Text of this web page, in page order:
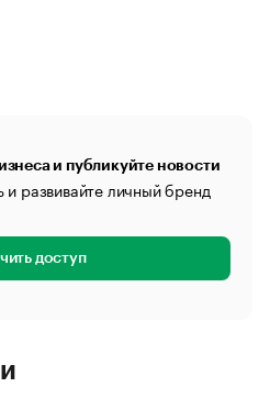
и публикуйте новости
развивайте личный бренд
доступ